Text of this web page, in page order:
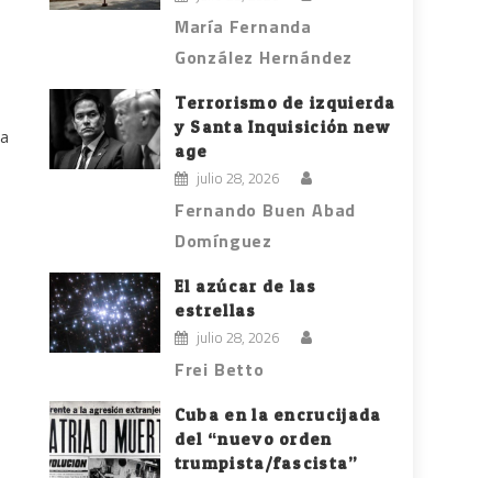
María Fernanda
González Hernández
Terrorismo de izquierda
y Santa Inquisición new
age
julio 28, 2026
Fernando Buen Abad
Domínguez
El azúcar de las
estrellas
julio 28, 2026
Frei Betto
Cuba en la encrucijada
del “nuevo orden
trumpista/fascista”